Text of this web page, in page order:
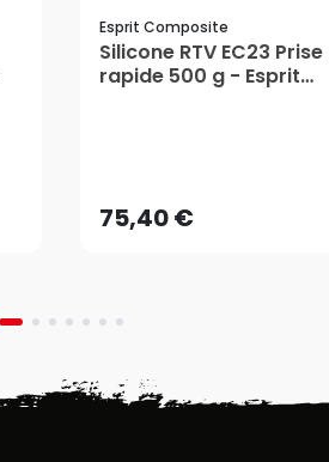
Esprit Composite
Silicone RTV EC23 Prise
rapide 500 g - Esprit
75,40 €AJOUTER AU PANIER